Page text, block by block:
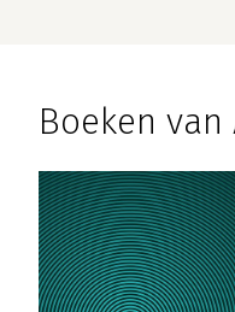
Boeken